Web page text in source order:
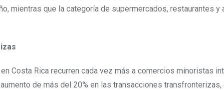
mientras que la categoría de supermercados, restaurantes
Rica recurren cada vez más a comercios minoristas
de más del 20% en las transacciones